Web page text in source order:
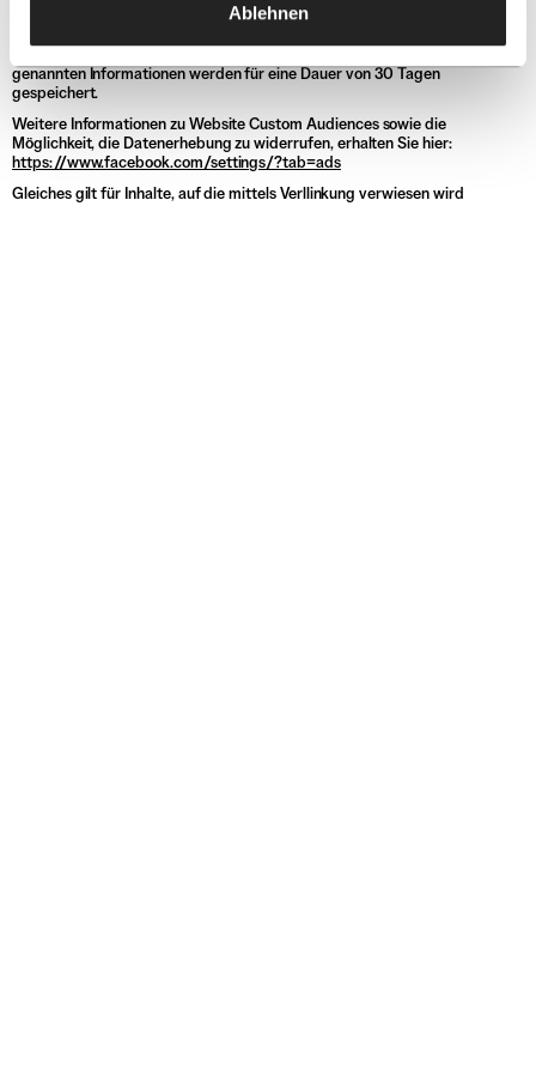
Ablehnen
Hashing-Verfahren werden jedoch die personenbezogenen Daten
genannten Informationen werden für eine Dauer von 30 Tagen
gespeichert.
Weitere Informationen zu Website Custom Audiences sowie die
Möglichkeit, die Datenerhebung zu widerrufen, erhalten Sie hier:
https://www.facebook.com/settings/?tab=ads
Gleiches gilt für Inhalte, auf die mittels Verllinkung verwiesen wird